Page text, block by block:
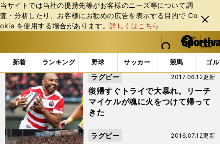
当サイトでは当社の提携先等がお客様のニーズ等について調
査・分析したり、お客様にお勧めの広告を表⽰する⽬的で Co
okie を使⽤する場合があります。詳しくはこちら
閉じ
る
web Sportiva (webスポルティーバ)
検索
マイペ
ー
ジ
メニュ
新着 ランキング 野球 サッカー 競馬 ゴ
b
ス
ポ
ル
テ
ィ
ー
バ
「#秩父宮」の最新ニュース・ 情報
復帰すぐトライで大暴れ。リーチ
マイケルが魂に火をつけて帰って
きた
2017.06.12更新
ラグビー
2016.07.12更新
ラグビー